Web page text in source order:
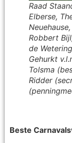
Raad
Elberse,
Robbert
de
Gehurkt
Tolsma
Ridder
Beste